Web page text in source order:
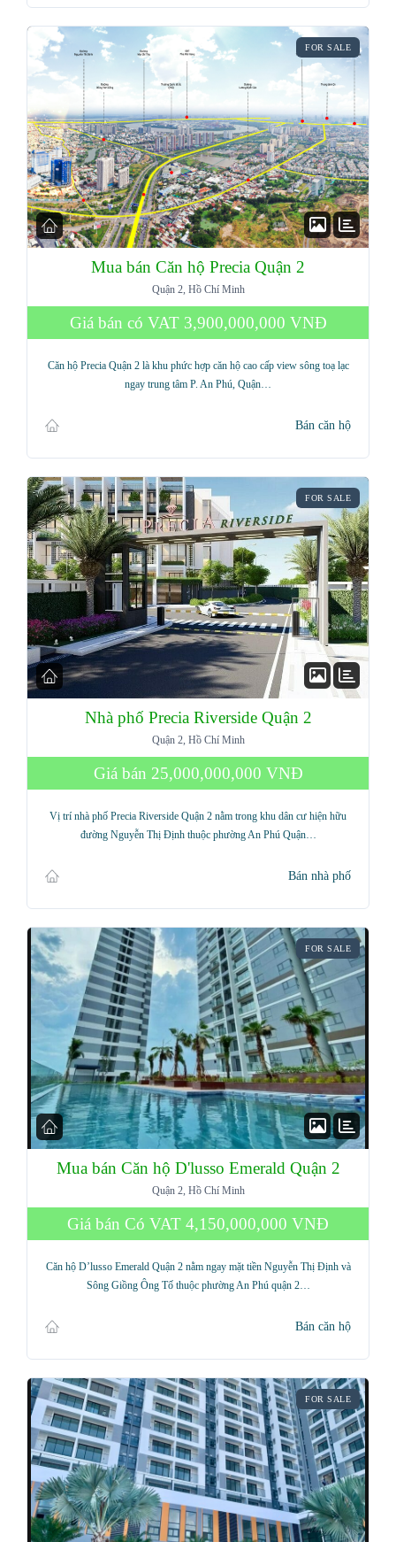
FOR SALE
Mua bán Căn hộ Precia Quận 2
Quận 2, Hồ Chí Minh
Giá bán có VAT 3,900,000,000 VNĐ
Căn hộ Precia Quận 2 là khu phức hợp căn hộ cao cấp view sông toạ lạc
ngay trung tâm P. An Phú, Quận…
Bán căn hộ
FOR SALE
Nhà phố Precia Riverside Quận 2
Quận 2, Hồ Chí Minh
Giá bán 25,000,000,000 VNĐ
Vị trí nhà phố Precia Riverside Quận 2 nằm trong khu dân cư hiện hữu
đường Nguyễn Thị Định thuộc phường An Phú Quận…
Bán nhà phố
FOR SALE
Mua bán Căn hộ D'lusso Emerald Quận 2
Quận 2, Hồ Chí Minh
Giá bán Có VAT 4,150,000,000 VNĐ
Căn hộ D’lusso Emerald Quận 2 nằm ngay mặt tiền Nguyễn Thị Định và
Sông Giồng Ông Tố thuộc phường An Phú quận 2…
Bán căn hộ
FOR SALE